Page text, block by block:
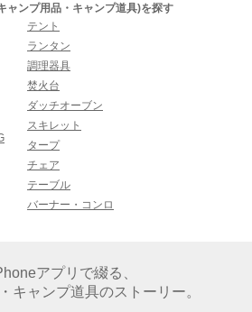
ャンプ用品・キャンプ道具)を探す
テント
ランタン
調理器具
焚火台
ダッチオーブン
スキレット
タープ
チェア
テーブル
バーナー・コンロ
アプリで綴る、
キャンプ道具のストーリー。